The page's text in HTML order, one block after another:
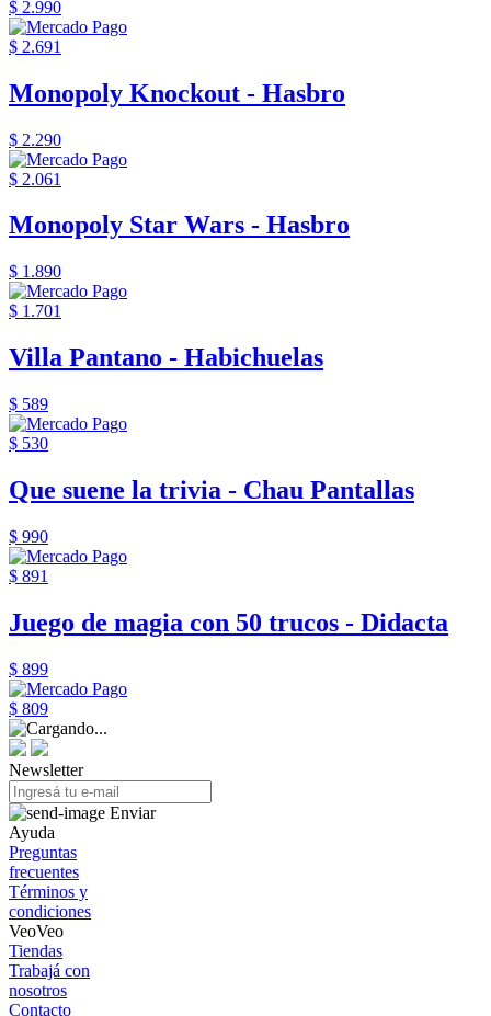
$ 2.990
$ 2.691
Monopoly Knockout - Hasbro
$ 2.290
$ 2.061
Monopoly Star Wars - Hasbro
$ 1.890
$ 1.701
Villa Pantano - Habichuelas
$ 589
$ 530
Que suene la trivia - Chau Pantallas
$ 990
$ 891
Juego de magia con 50 trucos - Didacta
$ 899
$ 809
Newsletter
Enviar
Ayuda
Preguntas
frecuentes
Términos y
condiciones
VeoVeo
Tiendas
Trabajá con
nosotros
Contacto